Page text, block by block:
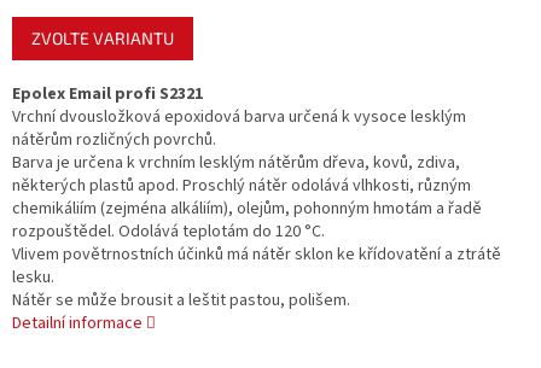
Měrná
cena:
ZVOLTE VARIANTU
Epolex Email profi S2321
Vrchní dvousložková epoxidová barva určená k vysoce lesklým
nátěrům rozličných povrchů.
Barva je určena k vrchním lesklým nátěrům dřeva, kovů, zdiva,
některých plastů apod. Proschlý nátěr odolává vlhkosti, různým
chemikáliím (zejména alkáliím), olejům, pohonným hmotám a řadě
rozpouštědel. Odolává teplotám do 120 °C.
Vlivem povětrnostních účinků má nátěr sklon ke křídovatění a ztrátě
lesku.
Nátěr se může brousit a leštit pastou, polišem.
Detailní informace